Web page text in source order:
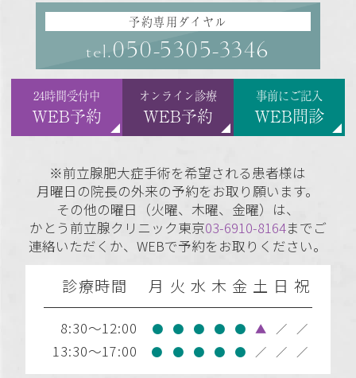
予約専用ダイヤル
tel.050-5305-3346
24時間受付中
WEB予約
オンライン診療
WEB予約
事前にご記入
WEB問診
※前立腺肥大症手術を希望される患者様は
月曜日の院長の外来の予約をお取り願います。
その他の曜日（火曜、木曜、金曜）は、
かとう前立腺クリニック東京03-6910-8164までご
連絡いただくか、WEBで予約をお取りください。
診療時間 月 火 水 木 金 土 日 祝
8:30～12:00 ● ● ● ● ● ▲ ／ ／
13:30～17:00 ● ● ● ● ● ／ ／ ／